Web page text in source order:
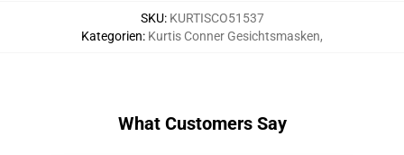
SKU: KURTISCO51537
Kategorien: Kurtis Conner Gesichtsmasken,
What Customers Say